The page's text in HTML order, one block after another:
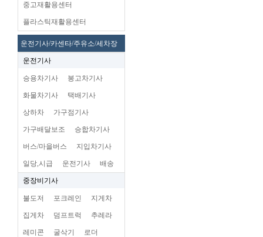
중고재활용센터
플라스틱재활용센터
운전기사/카센타/주유소/세차장
운전기사
승용차기사 봉고차기사
화물차기사 택배기사
상하차 가구점기사
가구배달보조 승합차기사
버스/마을버스 지입차기사
일당,시급 운전기사 배송
중장비기사
불도저 포크레인 지게차
집게차 덤프트럭 추레라
레미콘 굴삭기 로더